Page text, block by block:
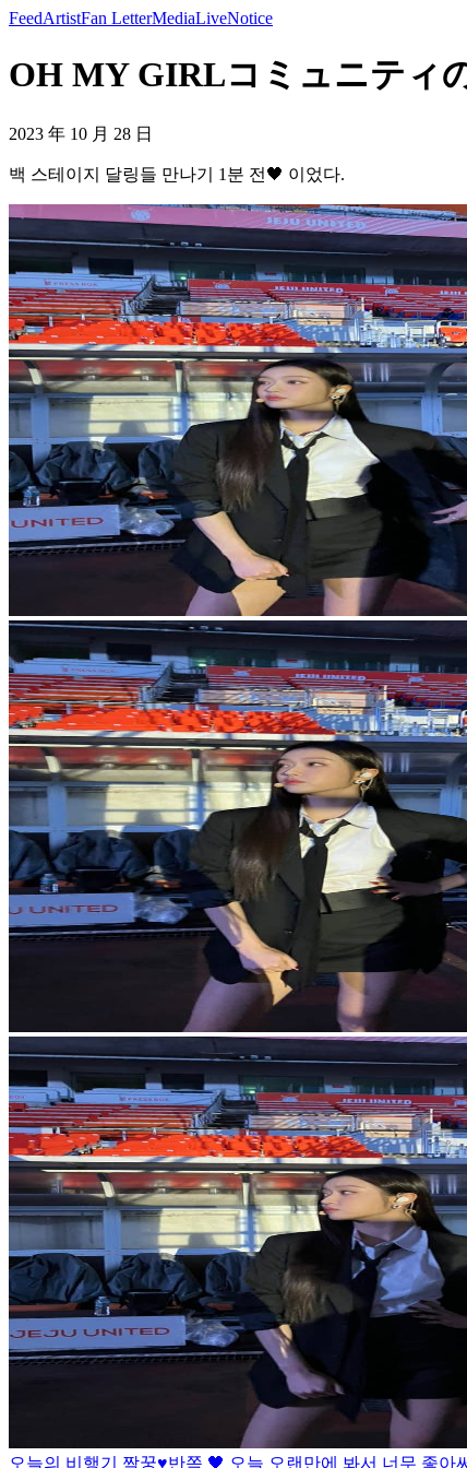
FeedArtistFan LetterMediaLiveNotice
OH MY GIRLコミュニティ
2023 年 10 月 28 日
백 스테이지 달링들 만나기 1분 전🖤 이었다.
오늘의 비행기 짝꿍♥반쪽 🖤 오늘 오랜만에 봐서 너무 좋아